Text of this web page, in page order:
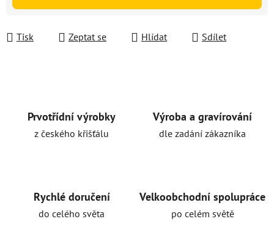
Tisk Zeptat se Hlídat Sdílet
Prvotřídní výrobky
z českého křišťálu
Výroba a gravírování
dle zadání zákazníka
Rychlé doručení
do celého světa
Velkoobchodní spolupráce
po celém světě